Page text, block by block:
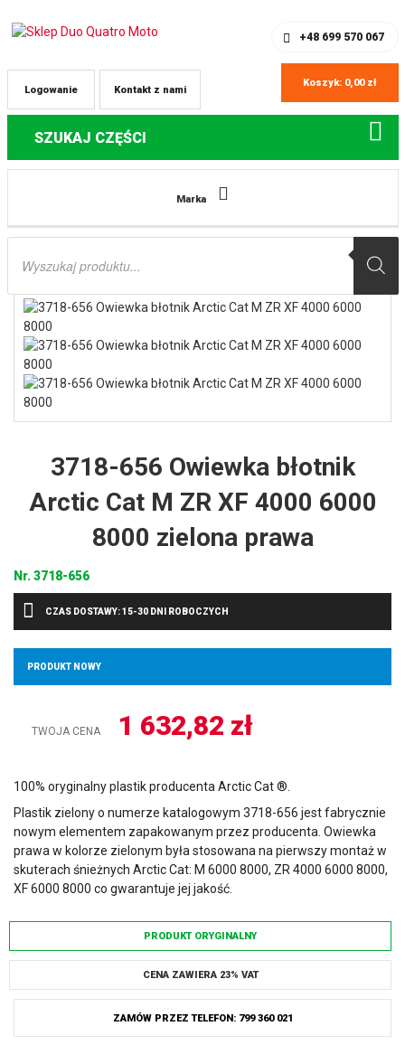
+48 699 570 067
Kontakt z nami
Logowanie
Koszyk: 0,00 zł
SZUKAJ CZĘŚCI
Marka
Wyszukiwarka
Części do skuterów śnieżnych Arctic Cat
3718-656 Owiewka błotnik
Arctic Cat M ZR XF 4000 6000
8000 zielona prawa
Nr.3718-656
CZAS DOSTAWY: 15-30 DNI ROBOCZYCH
PRODUKT NOWY
TWOJA CENA 1 632,82 zł
100% oryginalny plastik producenta Arctic Cat ®.
Plastik zielony o numerze katalogowym 3718-656 jest fabrycznie
nowym elementem zapakowanym przez producenta. Owiewka
prawa w kolorze zielonym była stosowana na pierwszy montaż w
skuterach śnieżnych Arctic Cat: M 6000 8000, ZR 4000 6000 8000,
XF 6000 8000 co gwarantuje jej jakość.
PRODUKT ORYGINALNY
CENA ZAWIERA 23% VAT
ZAMÓW PRZEZ TELEFON: 799 360 021